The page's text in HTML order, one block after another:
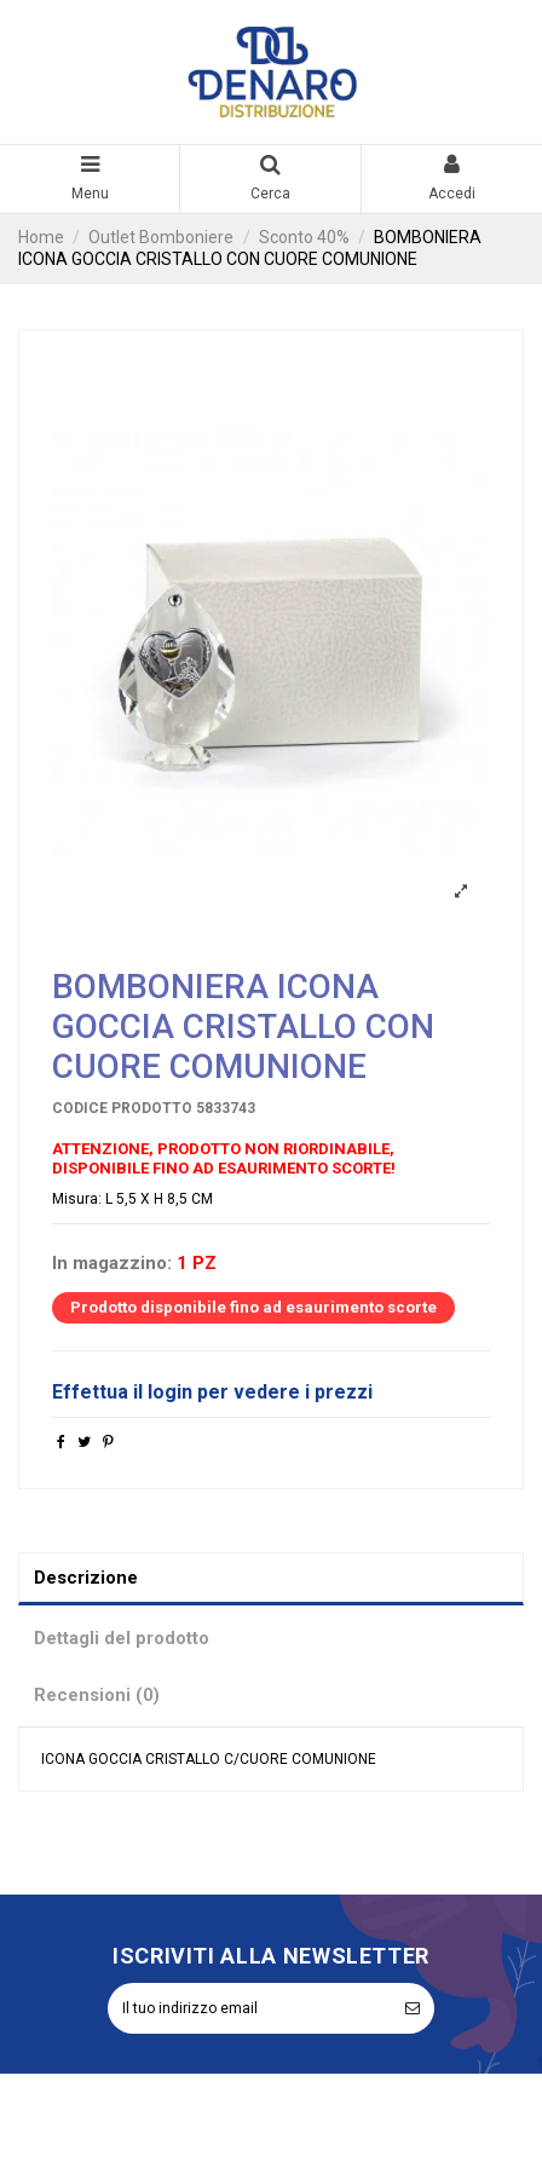
Menu Cerca Accedi
Home Outlet Bomboniere Sconto 40%
BOMBONIERA
ICONA GOCCIA CRISTALLO CON CUORE COMUNIONE
BOMBONIERA ICONA
GOCCIA CRISTALLO CON
CUORE COMUNIONE
CODICE PRODOTTO 5833743
ATTENZIONE, PRODOTTO NON RIORDINABILE,
DISPONIBILE FINO AD ESAURIMENTO SCORTE!
Misura: L 5,5 X H 8,5 CM
In magazzino: 1 PZ
Prodotto disponibile fino ad esaurimento scorte
Effettua il login per vedere i prezzi
Descrizione
Dettagli del prodotto
Recensioni (0)
ICONA GOCCIA CRISTALLO C/CUORE COMUNIONE
Tipologia Oggetto Decorativo
Riordinabile No
Categoria Prodotto
ISCRIVITI ALLA NEWSLETTER